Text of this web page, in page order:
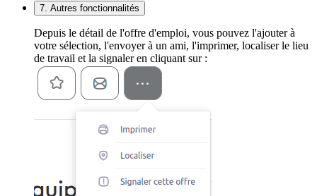
7. Autres fonctionnalités
Depuis le détail de l'offre d'emploi, vous pouvez l'ajouter à
votre sélection, l'envoyer à un ami, l'imprimer, localiser le lieu
de travail et la signaler en cliquant sur :